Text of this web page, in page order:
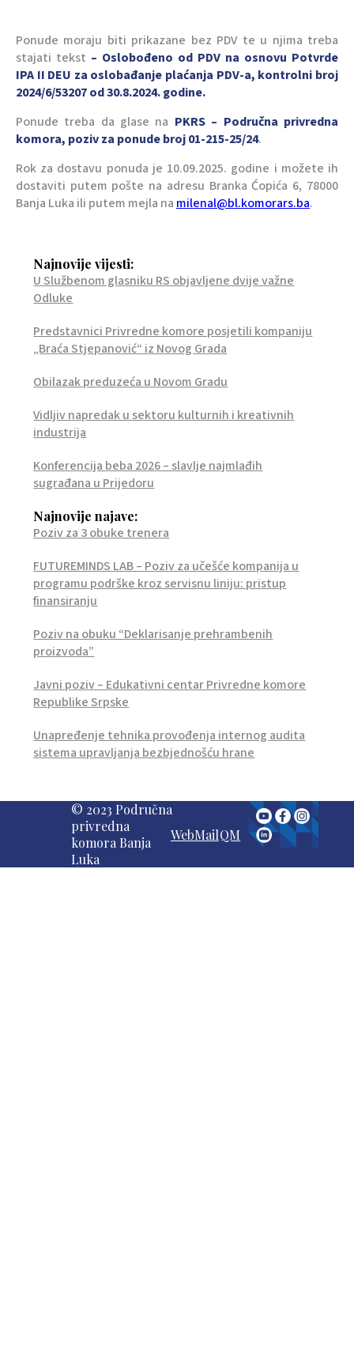
Ponude moraju biti prikazane bez PDV te u njima treba
stajati tekst – Oslobođeno od PDV na osnovu Potvrde
IPA II DEU za oslobađanje plaćanja PDV-a, kontrolni broj
2024/6/53207 od 30.8.2024. godine.
Ponude treba da glase na PKRS – Područna privredna
komora, poziv za ponude broj 01-215-25/24.
Rok za dostavu ponuda je 10.09.2025. godine i možete ih
dostaviti putem pošte na adresu Branka Ćopića 6, 78000
Banja Luka ili putem mejla na milenal@bl.komorars.ba.
Najnovije vijesti:
U Službenom glasniku RS objavljene dvije važne
Odluke
Predstavnici Privredne komore posjetili kompaniju
„Braća Stjepanović“ iz Novog Grada
Obilazak preduzeća u Novom Gradu
Vidljiv napredak u sektoru kulturnih i kreativnih
industrija
Konferencija beba 2026 – slavlje najmlađih
sugrađana u Prijedoru
Najnovije najave:
Poziv za 3 obuke trenera
FUTUREMINDS LAB – Poziv za učešće kompanija u
programu podrške kroz servisnu liniju: pristup
finansiranju
Poziv na obuku “Deklarisanje prehrambenih
proizvoda”
Javni poziv – Edukativni centar Privredne komore
Republike Srpske
Unapređenje tehnika provođenja internog audita
sistema upravljanja bezbjednošću hrane
© 2023 Područna
privredna
komora Banja
Luka
WebMailQM